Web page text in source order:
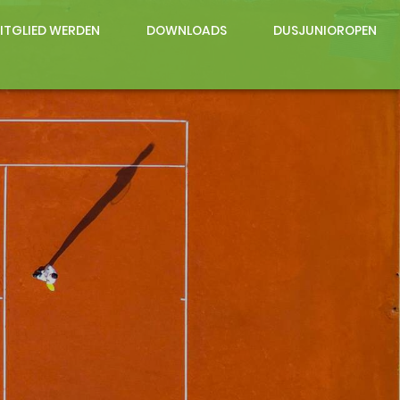
WERDEN DOWNLOADS DUSJUNIOROPEN